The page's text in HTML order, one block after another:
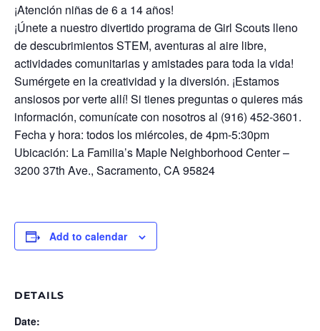
¡Atención niñas de 6 a 14 años!
¡Únete a nuestro divertido programa de Girl Scouts lleno
de descubrimientos STEM, aventuras al aire libre,
actividades comunitarias y amistades para toda la vida!
Sumérgete en la creatividad y la diversión. ¡Estamos
ansiosos por verte allí! Si tienes preguntas o quieres más
información, comunícate con nosotros al (916) 452-3601.
Fecha y hora: todos los miércoles, de 4pm-5:30pm
Ubicación: La Familia’s Maple Neighborhood Center –
3200 37th Ave., Sacramento, CA 95824
Add to calendar
DETAILS
Date: